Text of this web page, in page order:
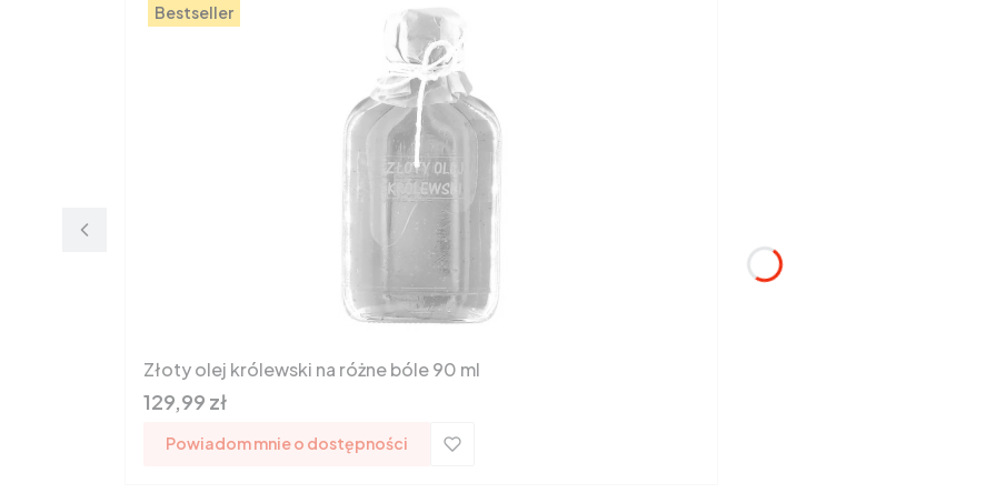
Bestseller
Złoty olej królewski na różne bóle 90 ml
Cena
129,99 zł
Powiadom mnie o dostępności